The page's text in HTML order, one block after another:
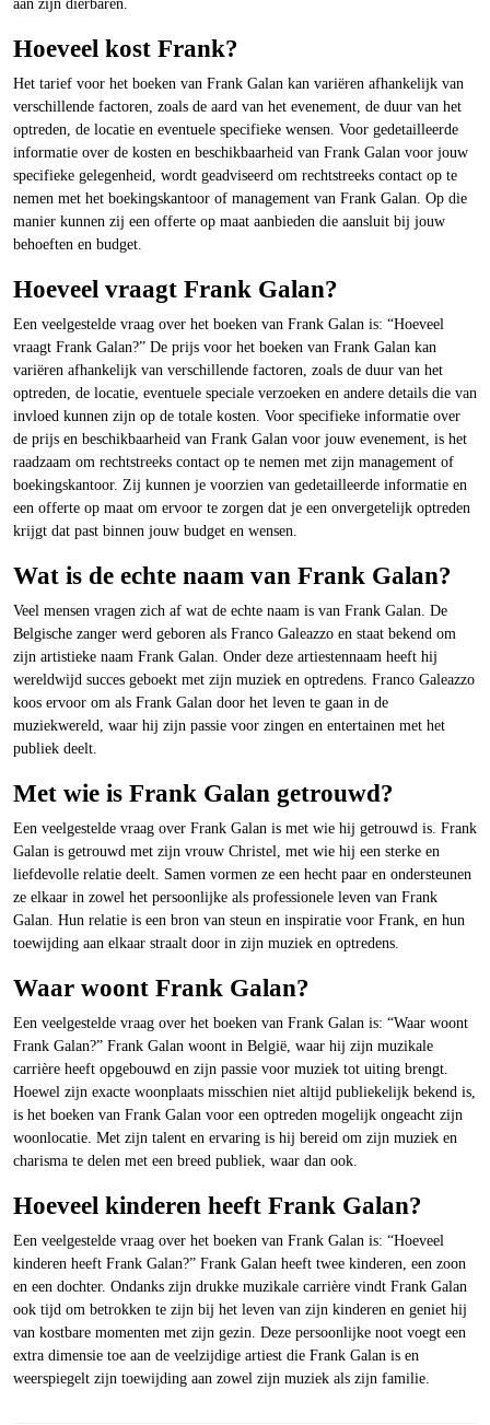
aan zijn dierbaren.
Hoeveel kost Frank?
Het tarief voor het boeken van Frank Galan kan variëren afhankelijk van
verschillende factoren, zoals de aard van het evenement, de duur van het
optreden, de locatie en eventuele specifieke wensen. Voor gedetailleerde
informatie over de kosten en beschikbaarheid van Frank Galan voor jouw
specifieke gelegenheid, wordt geadviseerd om rechtstreeks contact op te
nemen met het boekingskantoor of management van Frank Galan. Op die
manier kunnen zij een offerte op maat aanbieden die aansluit bij jouw
behoeften en budget.
Hoeveel vraagt Frank Galan?
Een veelgestelde vraag over het boeken van Frank Galan is: “Hoeveel
vraagt Frank Galan?” De prijs voor het boeken van Frank Galan kan
variëren afhankelijk van verschillende factoren, zoals de duur van het
optreden, de locatie, eventuele speciale verzoeken en andere details die van
invloed kunnen zijn op de totale kosten. Voor specifieke informatie over
de prijs en beschikbaarheid van Frank Galan voor jouw evenement, is het
raadzaam om rechtstreeks contact op te nemen met zijn management of
boekingskantoor. Zij kunnen je voorzien van gedetailleerde informatie en
een offerte op maat om ervoor te zorgen dat je een onvergetelijk optreden
krijgt dat past binnen jouw budget en wensen.
Wat is de echte naam van Frank Galan?
Veel mensen vragen zich af wat de echte naam is van Frank Galan. De
Belgische zanger werd geboren als Franco Galeazzo en staat bekend om
zijn artistieke naam Frank Galan. Onder deze artiestennaam heeft hij
wereldwijd succes geboekt met zijn muziek en optredens. Franco Galeazzo
koos ervoor om als Frank Galan door het leven te gaan in de
muziekwereld, waar hij zijn passie voor zingen en entertainen met het
publiek deelt.
Met wie is Frank Galan getrouwd?
Een veelgestelde vraag over Frank Galan is met wie hij getrouwd is. Frank
Galan is getrouwd met zijn vrouw Christel, met wie hij een sterke en
liefdevolle relatie deelt. Samen vormen ze een hecht paar en ondersteunen
ze elkaar in zowel het persoonlijke als professionele leven van Frank
Galan. Hun relatie is een bron van steun en inspiratie voor Frank, en hun
toewijding aan elkaar straalt door in zijn muziek en optredens.
Waar woont Frank Galan?
Een veelgestelde vraag over het boeken van Frank Galan is: “Waar woont
Frank Galan?” Frank Galan woont in België, waar hij zijn muzikale
carrière heeft opgebouwd en zijn passie voor muziek tot uiting brengt.
Hoewel zijn exacte woonplaats misschien niet altijd publiekelijk bekend is,
is het boeken van Frank Galan voor een optreden mogelijk ongeacht zijn
woonlocatie. Met zijn talent en ervaring is hij bereid om zijn muziek en
charisma te delen met een breed publiek, waar dan ook.
Hoeveel kinderen heeft Frank Galan?
Een veelgestelde vraag over het boeken van Frank Galan is: “Hoeveel
kinderen heeft Frank Galan?” Frank Galan heeft twee kinderen, een zoon
en een dochter. Ondanks zijn drukke muzikale carrière vindt Frank Galan
ook tijd om betrokken te zijn bij het leven van zijn kinderen en geniet hij
van kostbare momenten met zijn gezin. Deze persoonlijke noot voegt een
extra dimensie toe aan de veelzijdige artiest die Frank Galan is en
weerspiegelt zijn toewijding aan zowel zijn muziek als zijn familie.